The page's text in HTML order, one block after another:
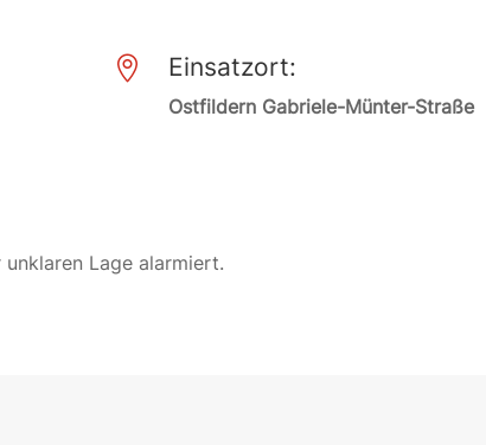
 Einsatzort:
Ostfildern Gabriele-Münter-Straße
Lage alarmiert.